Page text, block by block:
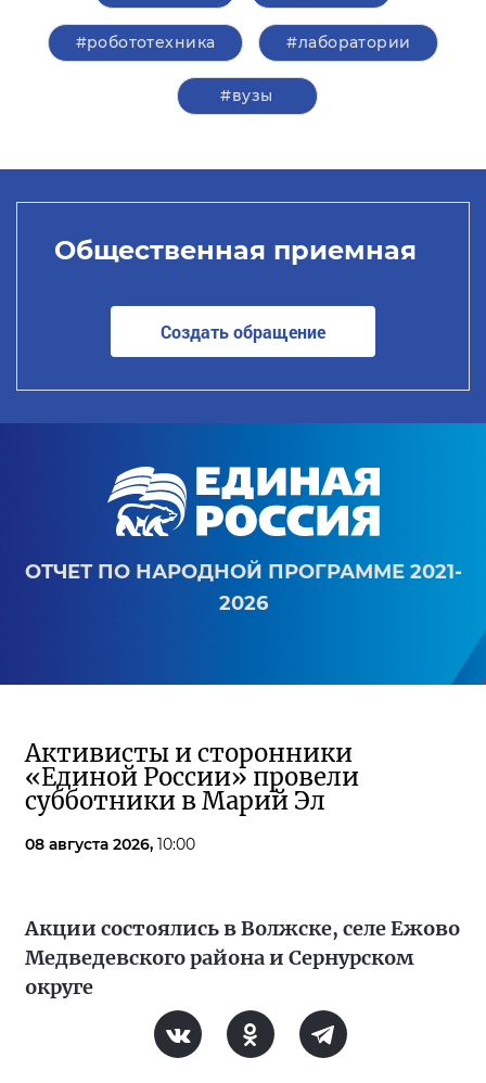
#робототехника #лаборатории
#вузы
Общественная приемная
Создать обращение
ОТЧЕТ ПО НАРОДНОЙ ПРОГРАММЕ 2021-
2026
Активисты и сторонники
«Единой России» провели
субботники в Марий Эл
08 августа 2026, 10:00
Акции состоялись в Волжске, селе Ежово
Медведевского района и Сернурском
округе